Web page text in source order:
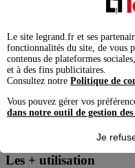
Joints et des
l'enjoliveur et le
perforée et un joint
Les + installation
La platine de faible
qui peut être réalisé avec le
complément, le joint
et irrégularités des surfaces
Les + utilisation
Le site legrand.fr et ses
fonctionnalités du site, de vous
contenus de plateformes
et à des fins publicitaires.
Consultez notre Politique de
Vous pouvez gérer vos
dans notre outil de gestion des
Je